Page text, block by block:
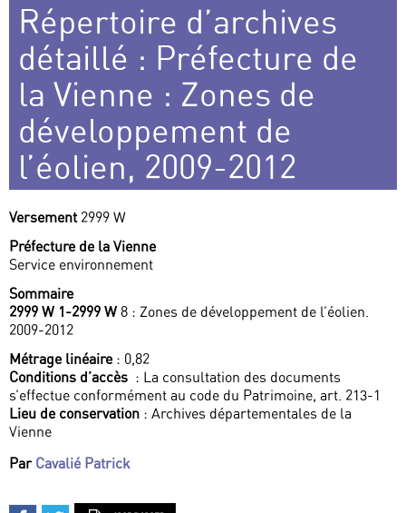
Répertoire d’archives
détaillé : Préfecture de
la Vienne : Zones de
développement de
l’éolien, 2009-2012
Versement2999 W
Préfecture de la Vienne
Service environnement
Sommaire
2999 W 1-2999 W 8 : Zones de développement de l’éolien.
2009-2012
Métrage linéaire: 0,82
Conditions d’accès : La consultation des documents
s’effectue conformément au code du Patrimoine, art. 213-1
Lieu de conservation : Archives départementales de la
Vienne
Par Cavalié Patrick